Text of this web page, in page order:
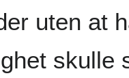
uten at
skulle